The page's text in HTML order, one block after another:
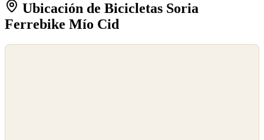
Ubicación de Bicicletas Soria
Ferrebike Mío Cid